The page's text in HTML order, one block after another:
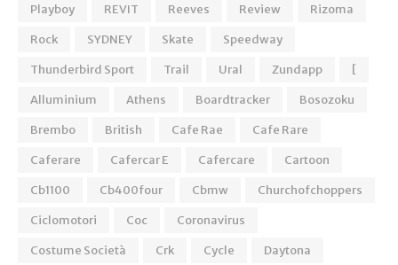
Playboy
REVIT Reeves Review
Rizoma
Rock
SYDNEY Skate
Speedway
Thunderbird Sport
Trail Ural Zundapp
[
Alluminium
Athens Boardtracker
Bosozoku
Brembo
British Cafe Rae
Cafe Rare
Caferare
Cafercar E Cafercare
Cartoon
Cb1100
Cb400four Cbmw
Churchofchoppers
Ciclomotori
Coc
Coronavirus
Costume Società
Crk Cycle
Daytona